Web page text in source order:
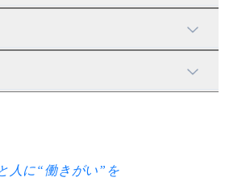
料一覧
報
料請求
人に“働きがい”を